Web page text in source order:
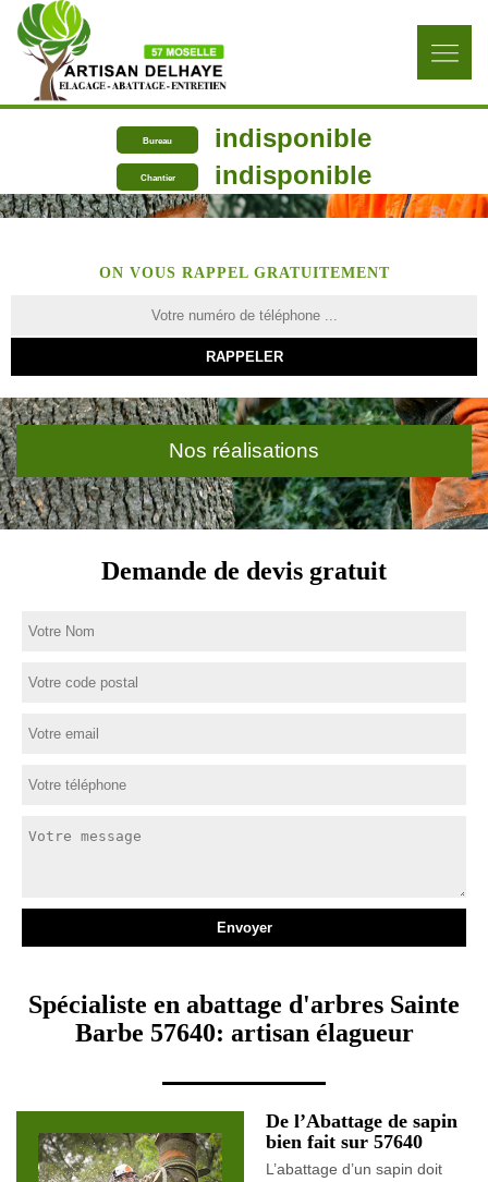
Bureau indisponible
Chantier indisponible
ON VOUS RAPPEL GRATUITEMENT
Nos réalisations
Demande de devis gratuit
Spécialiste en abattage d'arbres Sainte
Barbe 57640: artisan élagueur
De l’Abattage de sapin
bien fait sur 57640
L’abattage d’un sapin doit